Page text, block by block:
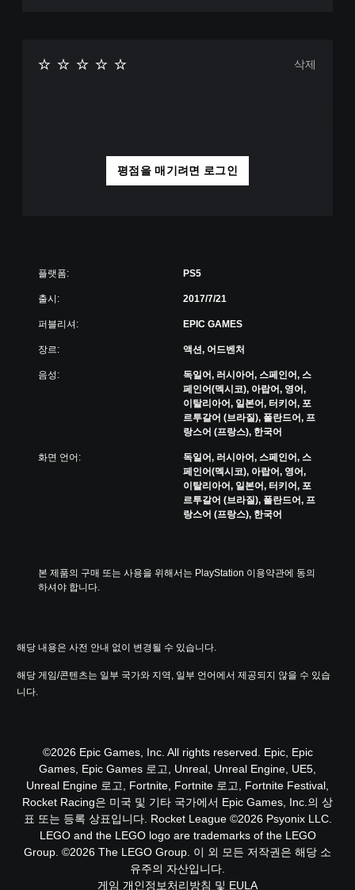
평점을 매기려면 로그인
삭제
플랫폼: PS5
출시: 2017/7/21
퍼블리셔: EPIC GAMES
장르: 액션, 어드벤처
음성:
독일어, 러시아어, 스페인어, 스
페인어(멕시코), 아랍어, 영어,
이탈리아어, 일본어, 터키어, 포
르투갈어 (브라질), 폴란드어, 프
랑스어 (프랑스), 한국어
화면 언어:
독일어, 러시아어, 스페인어, 스
페인어(멕시코), 아랍어, 영어,
이탈리아어, 일본어, 터키어, 포
르투갈어 (브라질), 폴란드어, 프
랑스어 (프랑스), 한국어
본 제품의 구매 또는 사용을 위해서는 PlayStation 이용약관에 동의
하셔야 합니다.
해당 내용은 사전 안내 없이 변경될 수 있습니다.
해당 게임/콘텐츠는 일부 국가와 지역, 일부 언어에서 제공되지 않을 수 있습
니다.
©2026 Epic Games, Inc. All rights reserved. Epic, Epic
Games, Epic Games 로고, Unreal, Unreal Engine, UE5,
Unreal Engine 로고, Fortnite, Fortnite 로고, Fortnite Festival,
Rocket Racing은 미국 및 기타 국가에서 Epic Games, Inc.의 상
표 또는 등록 상표입니다. Rocket League ©2026 Psyonix LLC.
LEGO and the LEGO logo are trademarks of the LEGO
Group. ©2026 The LEGO Group. 이 외 모든 저작권은 해당 소
유주의 자산입니다.
게임 개인정보처리방침 및 EULA